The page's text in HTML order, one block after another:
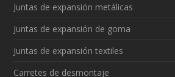
Juntas de expansión metálicas
Juntas de expansión de goma
Juntas de expansión textiles
Carretes de desmontaje